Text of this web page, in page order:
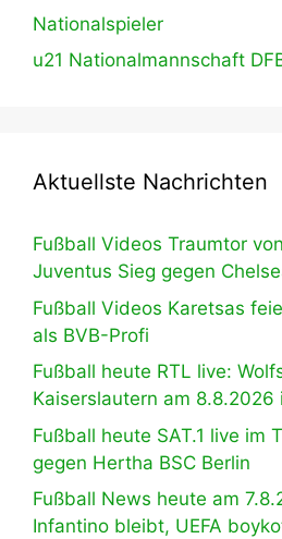
Nationalspieler
u21 Nationalmannschaft
Aktuellste Nachrichten
Fußball Videos Traumtor
Juventus Sieg gegen
Fußball Videos Karetsas
als BVB-Profi
Fußball heute RTL live:
Kaiserslautern am 8.8.2026
Fußball heute SAT.1 live im
gegen Hertha BSC Berlin
Fußball News heute am
Infantino bleibt, UEFA